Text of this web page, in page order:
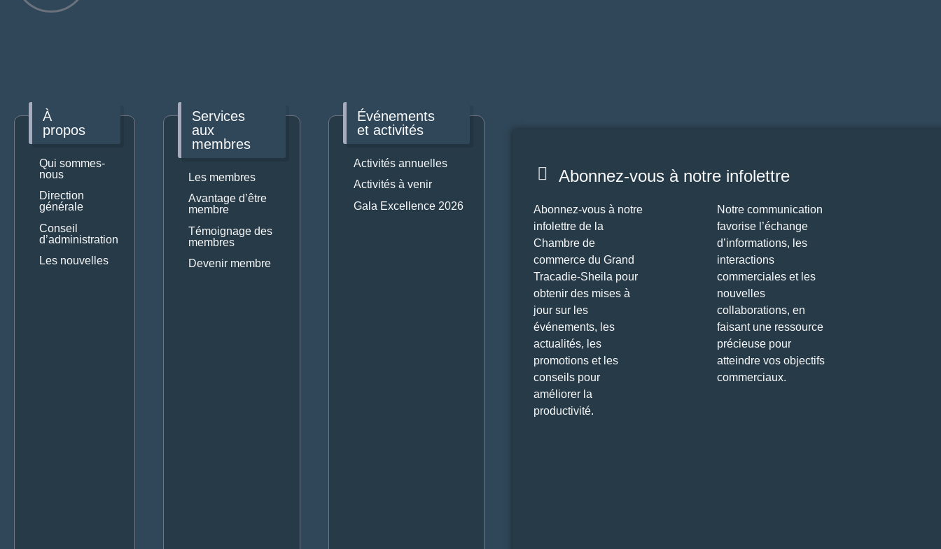
À
propos
Qui sommes-
nous
Direction
générale
Conseil
d’administration
Les nouvelles
Services
aux
membres
Les membres
Avantage d’être
membre
Témoignage des
membres
Devenir membre
Événements
et activités
Activités annuelles
Activités à venir
Gala Excellence 2026
Abonnez-vous à notre infolettre
Abonnez-vous à notre
infolettre de la
Chambre de
commerce du Grand
Tracadie-Sheila pour
obtenir des mises à
jour sur les
événements, les
actualités, les
promotions et les
conseils pour
améliorer la
productivité.
Notre communication
favorise l’échange
d’informations, les
interactions
commerciales et les
nouvelles
collaborations, en
faisant une ressource
précieuse pour
atteindre vos objectifs
commerciaux.